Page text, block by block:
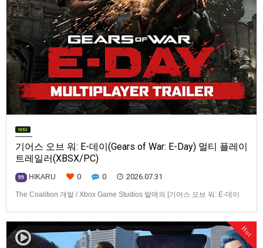
기어스 오브 워: E-데이(Gears of War: E-Day) 멀티 플레이
트레일러(XBSX/PC)
99 HIKARU 0 0 2026.07.31
The Coalition 개발 / Xbox Game Studios 발매의 [기어스 오브 워: E-데이
Hot